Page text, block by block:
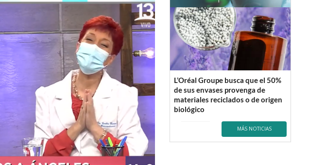
L’Oréal Groupe busca que el 50%
de sus envases provenga de
materiales reciclados o de origen
biológico
MÁS NOTICIAS